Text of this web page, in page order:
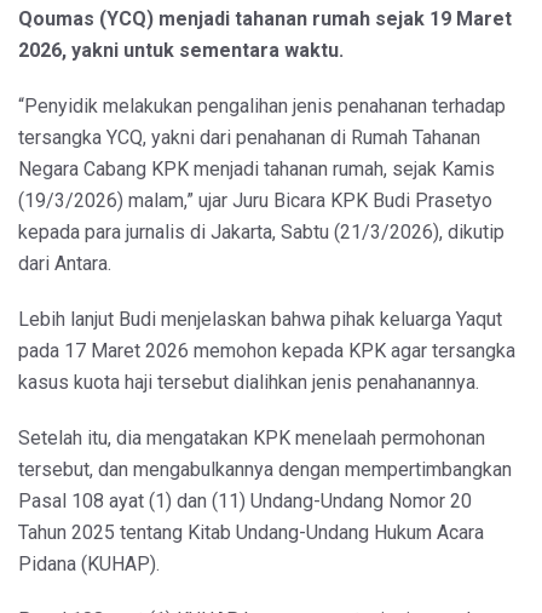
Qoumas (YCQ) menjadi tahanan rumah sejak 19 Maret
2026, yakni untuk sementara waktu.
“Penyidik melakukan pengalihan jenis penahanan terhadap
tersangka YCQ, yakni dari penahanan di Rumah Tahanan
Negara Cabang KPK menjadi tahanan rumah, sejak Kamis
(19/3/2026) malam,” ujar Juru Bicara KPK Budi Prasetyo
kepada para jurnalis di Jakarta, Sabtu (21/3/2026), dikutip
dari Antara.
Lebih lanjut Budi menjelaskan bahwa pihak keluarga Yaqut
pada 17 Maret 2026 memohon kepada KPK agar tersangka
kasus kuota haji tersebut dialihkan jenis penahanannya.
Setelah itu, dia mengatakan KPK menelaah permohonan
tersebut, dan mengabulkannya dengan mempertimbangkan
Pasal 108 ayat (1) dan (11) Undang-Undang Nomor 20
Tahun 2025 tentang Kitab Undang-Undang Hukum Acara
Pidana (KUHAP).